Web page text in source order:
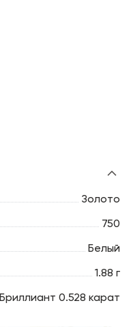
Золото
750
Белый
1.88 г
Бриллиант 0.528 карат